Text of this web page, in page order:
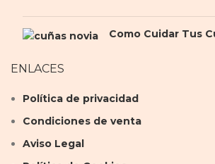
Como Cuidar Tus
ENLACES
Política de privacidad
Condiciones de venta
Aviso Legal